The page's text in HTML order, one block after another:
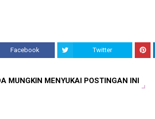
Facebook Twitter
MUNGKIN MENYUKAI POSTINGAN INI